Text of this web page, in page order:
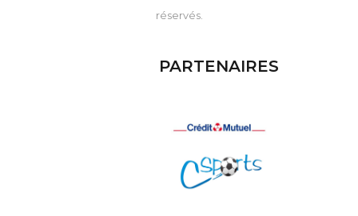
réservés.
PARTENAIRES